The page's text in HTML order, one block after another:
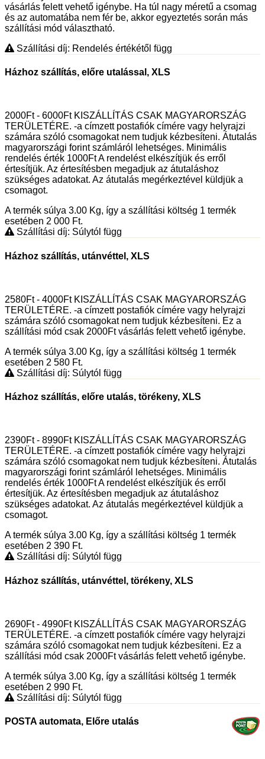
vásárlás felett vehető igénybe. Ha túl nagy méretű a csomag
és az automatába nem fér be, akkor egyeztetés során más
szállítási mód választható.
Szállítási díj: Rendelés értékétől függ
Házhoz szállítás, előre utalással, XLS
2000Ft - 6000Ft KISZÁLLÍTÁS CSAK MAGYARORSZÁG
TERÜLETÉRE. -a címzett postafiók címére vagy helyrajzi
számára szóló csomagokat nem tudjuk kézbesíteni. Átutalás
magyarországi forint számláról lehetséges. Minimális
rendelés érték 1000Ft A rendelést elkészítjük és erről
értesítjük. Az értesítésben megadjuk az átutaláshoz
szükséges adatokat. Az átutalás megérkeztével küldjük a
csomagot.
A termék súlya 3.00 Kg, így a szállítási költség 1 termék
esetében 2 000 Ft.
Szállítási díj: Súlytól függ
Házhoz szállítás, utánvéttel, XLS
2580Ft - 4000Ft KISZÁLLÍTÁS CSAK MAGYARORSZÁG
TERÜLETÉRE. -a címzett postafiók címére vagy helyrajzi
számára szóló csomagokat nem tudjuk kézbesíteni. Ez a
szállítási mód csak 2000Ft vásárlás felett vehető igénybe.
A termék súlya 3.00 Kg, így a szállítási költség 1 termék
esetében 2 580 Ft.
Szállítási díj: Súlytól függ
Házhoz szállítás, előre utalás, törékeny, XLS
2390Ft - 8990Ft KISZÁLLÍTÁS CSAK MAGYARORSZÁG
TERÜLETÉRE. -a címzett postafiók címére vagy helyrajzi
számára szóló csomagokat nem tudjuk kézbesíteni. Átutalás
magyarországi forint számláról lehetséges. Minimális
rendelés érték 1000Ft A rendelést elkészítjük és erről
értesítjük. Az értesítésben megadjuk az átutaláshoz
szükséges adatokat. Az átutalás megérkeztével küldjük a
csomagot.
A termék súlya 3.00 Kg, így a szállítási költség 1 termék
esetében 2 390 Ft.
Szállítási díj: Súlytól függ
Házhoz szállítás, utánvéttel, törékeny, XLS
2690Ft - 4990Ft KISZÁLLÍTÁS CSAK MAGYARORSZÁG
TERÜLETÉRE. -a címzett postafiók címére vagy helyrajzi
számára szóló csomagokat nem tudjuk kézbesíteni. Ez a
szállítási mód csak 2000Ft vásárlás felett vehető igénybe.
A termék súlya 3.00 Kg, így a szállítási költség 1 termék
esetében 2 990 Ft.
Szállítási díj: Súlytól függ
POSTA automata, Előre utalás